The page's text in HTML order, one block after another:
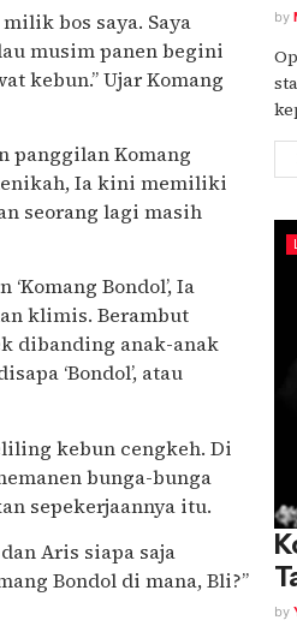
bos saya. Saya
musim panen begini
kebun.” Ujar Komang
panggilan Komang
Ia kini memiliki
seorang lagi masih
Bondol’, Ia
klimis. Berambut
dibanding anak-anak
‘Bondol’, atau
kebun cengkeh. Di
bunga-bunga
sepekerjaannya itu.
Aris siapa saja
Bondol di mana, Bli?”
by
by